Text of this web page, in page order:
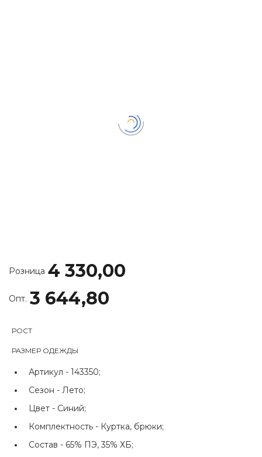
Розница 4 330,00
Опт. 3 644,80
РОСТ
РАЗМЕР ОДЕЖДЫ
Артикул - 143350;
Сезон - Лето;
Цвет - Синий;
Комплектность - Куртка, брюки;
Состав - 65% ПЭ, 35% ХБ;